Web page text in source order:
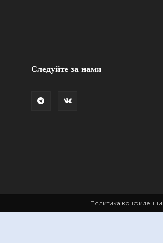
Следуйте за нами
Политика